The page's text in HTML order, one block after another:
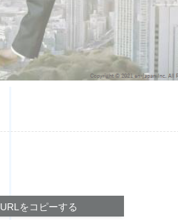
URLをコピーする